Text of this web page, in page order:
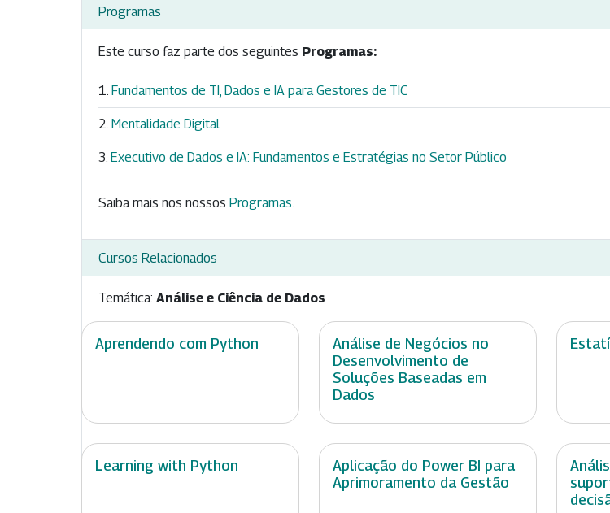
Programas
Este curso faz parte dos seguintes Programas:
Fundamentos de TI, Dados e IA para Gestores de TIC
Mentalidade Digital
Executivo de Dados e IA: Fundamentos e Estratégias no Setor Público
Saiba mais nos nossos Programas.
Cursos Relacionados
Temática: Análise e Ciência de Dados
Aprendendo com Python
Análise de Negócios no
Desenvolvimento de
Soluções Baseadas em
Dados
Learning with Python
Aplicação do Power BI para
Aprimoramento da Gestão